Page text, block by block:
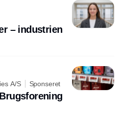
– industrien
A/S Sponseret